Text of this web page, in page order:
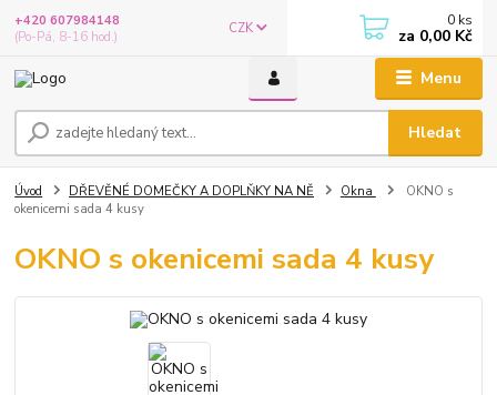
Menu
CZK
Hledat
+420 607984148
(Po-Pá, 8-16 hod.)
0 ks
za 0,00 Kč
Úvod DŘEVĚNÉ DOMEČKY A DOPLŇKY NA NĚ Okna
OKNO s
okenicemi sada 4 kusy
OKNO s okenicemi sada 4 kusy